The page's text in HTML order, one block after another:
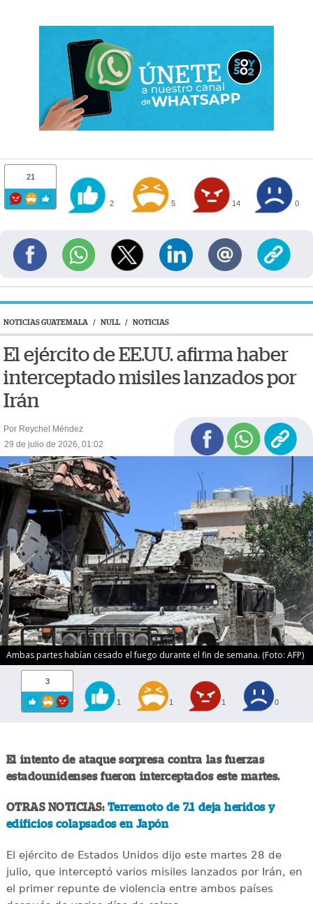
21
2 5 14 0
NOTICIAS GUATEMALA / NULL / NOTICIAS
El ejército de EE.UU. afirma haber
interceptado misiles lanzados por
Irán
Por Reychel Méndez
29 de julio de 2026, 01:02
Ambas partes habían cesado el fuego durante el fin de semana. (Foto: AFP)
3
1 1 1 0
El intento de ataque sorpresa contra las fuerzas
estadounidenses fueron interceptados este martes.
OTRAS NOTICIAS: Terremoto de 7.1 deja heridos y
edificios colapsados en Japón
El ejército de Estados Unidos dijo este martes 28 de
julio, que interceptó varios misiles lanzados por Irán, en
el primer repunte de violencia entre ambos países